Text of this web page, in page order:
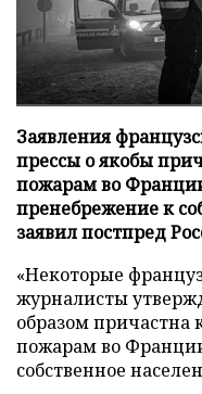
Заявления
прессы о якобы
пожарам во
пренебрежение к
заявил постпред
«Некоторые
журналисты
образом
пожарам во
собственное